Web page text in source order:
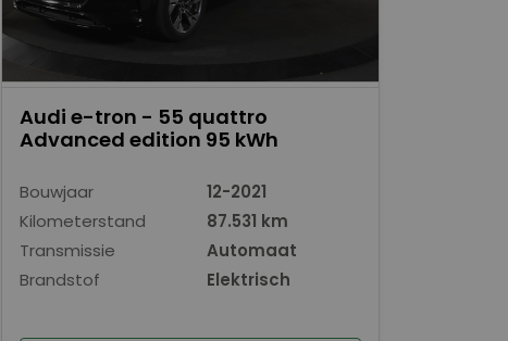
Audi e-tron - 55 quattro
Advanced edition 95 kWh
Bouwjaar
12-2021
Kilometerstand
87.531 km
Transmissie
Automaat
Brandstof
Elektrisch